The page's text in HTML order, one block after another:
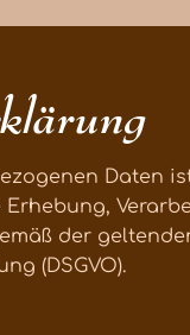
Daten
der
(DSGVO).